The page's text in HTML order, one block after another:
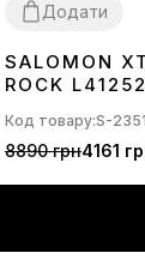
Додати
3637 38 4041 42
SALOMON
ROCK
Код товару:S-
8890 грн4161